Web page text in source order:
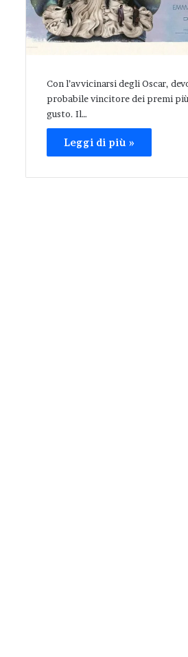
Con l’avvicinarsi degli Oscar,
probabile vincitore dei premi
gusto. Il…
Leggi di più »